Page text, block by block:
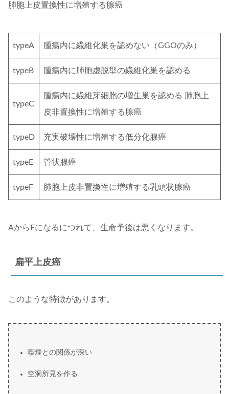
肺胞上皮置換性に増殖する腺癌
typeA 腫瘍内に繊維化巣を認めない（GGOのみ）
typeB 腫瘍内に肺胞虚脱型の繊維化巣を認める
typeC
腫瘍内に繊維芽細胞の増生巣を認める 肺胞上
皮非置換性に増殖する腺癌
typeD 充実破壊性に増殖する低分化腺癌
typeE 管状腺癌
typeF 肺胞上皮非置換性に増殖する乳頭状腺癌
AからFになるにつれて、生命予後は悪くなります。
扁平上皮癌
このような特徴があります。
喫煙との関係が深い
空洞所見を作る